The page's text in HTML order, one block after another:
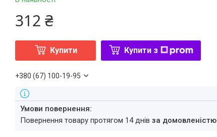
312 ₴
Купити Купити з
+380 (67) 100-19-95
повернення товару протягом 14 днівза домовленістю